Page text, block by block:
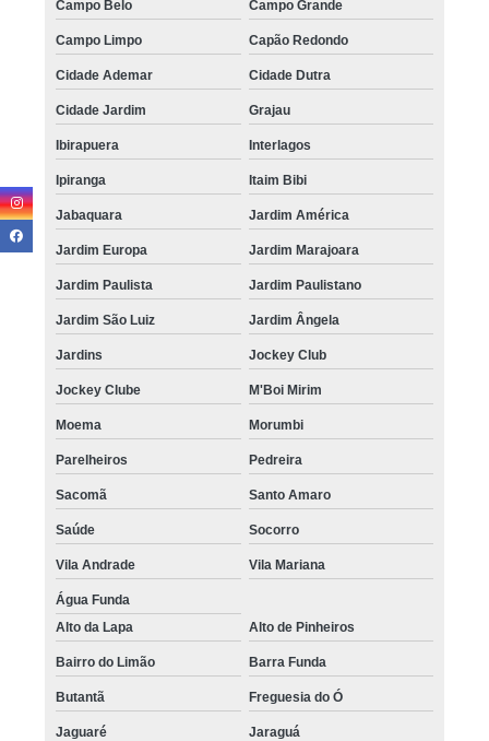
Campo Belo Campo Grande
Campo Limpo Capão Redondo
Cidade Ademar Cidade Dutra
Cidade Jardim Grajau
Ibirapuera Interlagos
Ipiranga Itaim Bibi
Jabaquara Jardim América
Jardim Europa Jardim Marajoara
Jardim Paulista Jardim Paulistano
Jardim São Luiz Jardim Ângela
Jardins Jockey Club
Jockey Clube M'Boi Mirim
Moema Morumbi
Parelheiros Pedreira
Sacomã Santo Amaro
Saúde Socorro
Vila Andrade Vila Mariana
Água Funda
Alto da Lapa
Alto de Pinheiros
Bairro do Limão Barra Funda
Butantã Freguesia do Ó
Jaguaré Jaraguá